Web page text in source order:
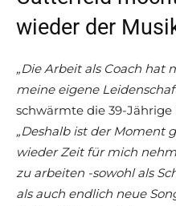
wieder der
„Die Arbeit als Coach hat
meine eigene
schwärmte die 39-
„Deshalb ist der Moment
wieder Zeit für mich
zu arbeiten -sowohl als
als auch endlich neue